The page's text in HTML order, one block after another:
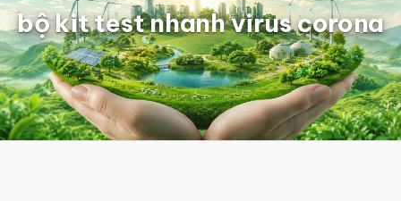
bộ kit test nhanh virus corona